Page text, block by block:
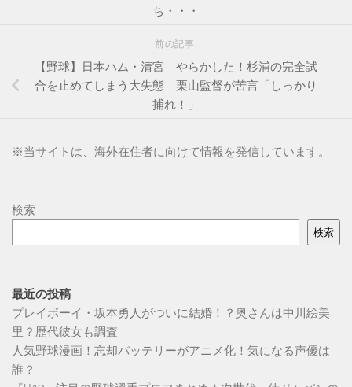
ち・・・
前の記事
【野球】日本ハム・清宮 やらかした！杉浦の完全試
合を止めてしまう大失態 栗山監督が苦言「しっかり
捕れ！」
※当サイトは、海外在住者に向けて情報を発信しています。
検索
検索
最近の投稿
プレイボーイ・坂本勇人がついに結婚！？奥さんは中川絵美
里？歴代彼女も調査
人気野球漫画！忘却バッテリーがアニメ化！気になる声優は
誰？